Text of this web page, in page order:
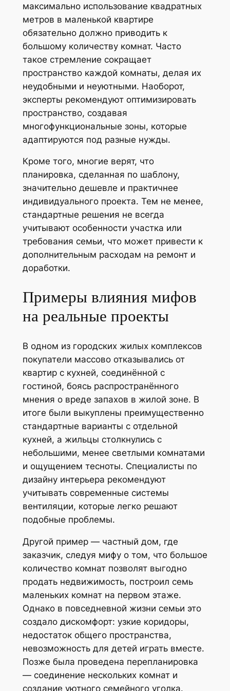
максимально использование квадратных
метров в маленькой квартире
обязательно должно приводить к
большому количеству комнат. Часто
такое стремление сокращает
пространство каждой комнаты, делая их
неудобными и неуютными. Наоборот,
эксперты рекомендуют оптимизировать
пространство, создавая
многофункциональные зоны, которые
адаптируются под разные нужды.
Кроме того, многие верят, что
планировка, сделанная по шаблону,
значительно дешевле и практичнее
индивидуального проекта. Тем не менее,
стандартные решения не всегда
учитывают особенности участка или
требования семьи, что может привести к
дополнительным расходам на ремонт и
доработки.
Примеры влияния мифов
на реальные проекты
В одном из городских жилых комплексов
покупатели массово отказывались от
квартир с кухней, соединённой с
гостиной, боясь распространённого
мнения о вреде запахов в жилой зоне. В
итоге были выкуплены преимущественно
стандартные варианты с отдельной
кухней, а жильцы столкнулись с
небольшими, менее светлыми комнатами
и ощущением тесноты. Специалисты по
дизайну интерьера рекомендуют
учитывать современные системы
вентиляции, которые легко решают
подобные проблемы.
Другой пример — частный дом, где
заказчик, следуя мифу о том, что большое
количество комнат позволят выгодно
продать недвижимость, построил семь
маленьких комнат на первом этаже.
Однако в повседневной жизни семьи это
создало дискомфорт: узкие коридоры,
недостаток общего пространства,
невозможность для детей играть вместе.
Позже была проведена перепланировка
— соединение нескольких комнат и
создание уютного семейного уголка.